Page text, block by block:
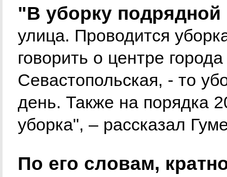
"В уборку подрядной
улица. Проводится
говорить о центре
Севастопольская, - то
день. Также на порядка
уборка", – рассказал
По его словам,